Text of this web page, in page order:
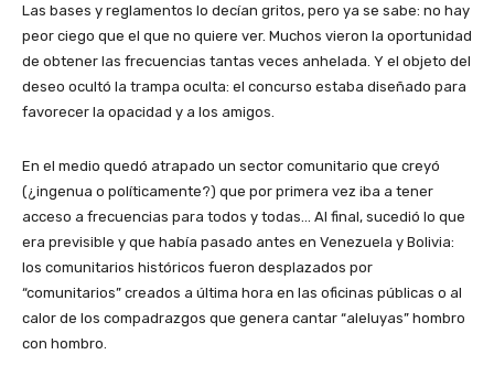
Las bases y reglamentos lo decían gritos, pero ya se sabe: no hay
peor ciego que el que no quiere ver. Muchos vieron la oportunidad
de obtener las frecuencias tantas veces anhelada. Y el objeto del
deseo ocultó la trampa oculta: el concurso estaba diseñado para
favorecer la opacidad y a los amigos.
En el medio quedó atrapado un sector comunitario que creyó
(¿ingenua o políticamente?) que por primera vez iba a tener
acceso a frecuencias para todos y todas… Al final, sucedió lo que
era previsible y que había pasado antes en Venezuela y Bolivia:
los comunitarios históricos fueron desplazados por
“comunitarios” creados a última hora en las oficinas públicas o al
calor de los compadrazgos que genera cantar “aleluyas” hombro
con hombro.